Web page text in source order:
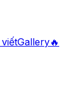
viếtGallery🔥